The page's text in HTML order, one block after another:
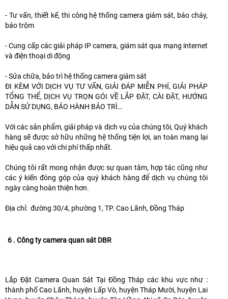
- Tư vấn, thiết kế, thi công hệ thống camera giám sát, báo cháy,
báo trộm
- Cung cấp các giải pháp IP camera, giám sát qua mạng internet
và điện thoại di động
- Sửa chữa, bảo trì hệ thống camera giám sát
ĐI KÈM VỚI DỊCH VỤ TƯ VẤN, GIẢI ĐÁP MIỄN PHÍ, GIẢI PHÁP
TỔNG THỂ, DỊCH VỤ TRỌN GÓI VỀ LẮP ĐẶT, CÀI ĐẶT, HƯỚNG
DẪN SỬ DỤNG, BẢO HÀNH BẢO TRÌ…
Với các sản phẩm, giải pháp và dịch vụ của chúng tôi, Quý khách
hàng sẽ được sở hữu những hệ thống tiện lợi, an toàn mang lại
hiệu quả cao với chi phí thấp nhất.
Chúng tôi rất mong nhận được sự quan tâm, hợp tác cũng như
các ý kiến đóng góp của quý khách hàng để dịch vụ chúng tôi
ngày càng hoàn thiện hơn.
Địa chỉ: đường 30/4, phường 1, TP. Cao Lãnh, Đồng Tháp
6 . Công ty camera quan sát DBR
Lắp Đặt Camera Quan Sát Tại Đồng Tháp các khu vực như :
thành phố Cao Lãnh, huyện Lấp Vò, huyện Tháp Mười, huyện Lai